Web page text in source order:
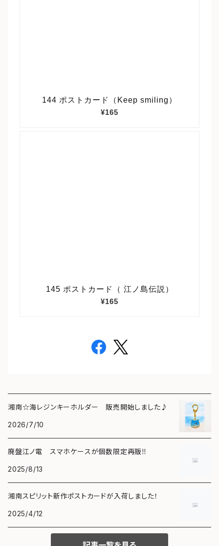
湘南☆海レジンキーホルダー 販売開始しました♪
2026/7/10
廃盤江ノ電 スマホケースが個数限定再販‼️
2025/8/13
湘南スピリット新作ポストカードが入荷しました！
2025/4/12